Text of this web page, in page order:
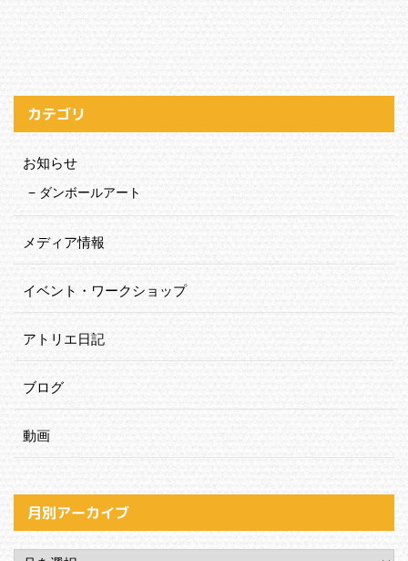
カテゴリ
お知らせ
ダンボールアート
メディア情報
イベント・ワークショップ
アトリエ日記
ブログ
動画
月別アーカイブ